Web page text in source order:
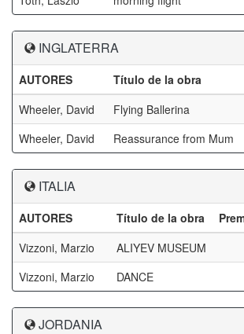
INGLATERRA
AUTORES Título de la obra
Wheeler, David
Flying Ballerina
Wheeler, David
Reassurance from Mum
ITALIA
AUTORES Título de la obra
Vizzoni, Marzio
ALIYEV MUSEUM
Vizzoni, Marzio
DANCE
JORDANIA